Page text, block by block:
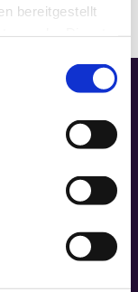
bereitgestellt